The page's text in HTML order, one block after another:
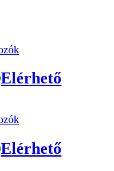
Elérhető
Elérhető